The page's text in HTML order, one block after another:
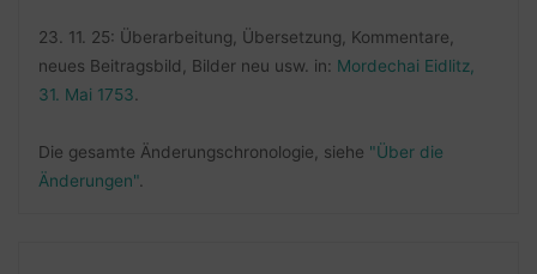
23. 11. 25: Überarbeitung, Übersetzung, Kommentare,
neues Beitragsbild, Bilder neu usw. in: Mordechai Eidlitz,
31. Mai 1753
Die gesamte Änderungschronologie, siehe "Über die
Änderungen".